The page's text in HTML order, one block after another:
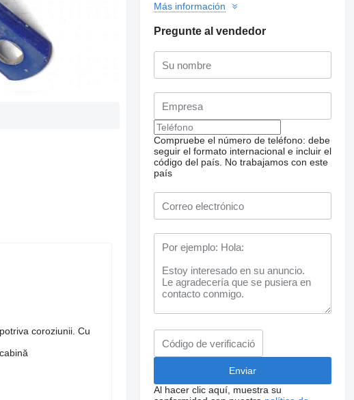
coroziunii. Cu
Más información
Pregunte al vendedor
Compruebe el número de teléfono: debe
seguir el formato internacional e incluir el
código del país. No trabajamos con este
país
Al hacer clic aquí, muestra su